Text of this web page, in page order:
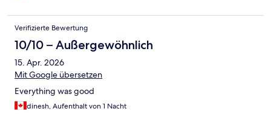
Verifizierte Bewertung
10/10 – Außergewöhnlich
15. Apr. 2026
Mit Google übersetzen
Everything was good
dinesh, Aufenthalt von 1 Nacht